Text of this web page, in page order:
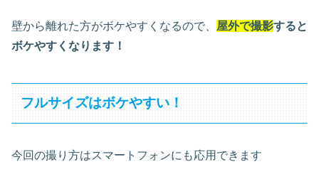
壁から離れた方がボケやすくなるので、 屋外で撮影すると
ボケやすくなります！
フルサイズはボケやすい！
今回の撮り方はスマートフォンにも応用できます